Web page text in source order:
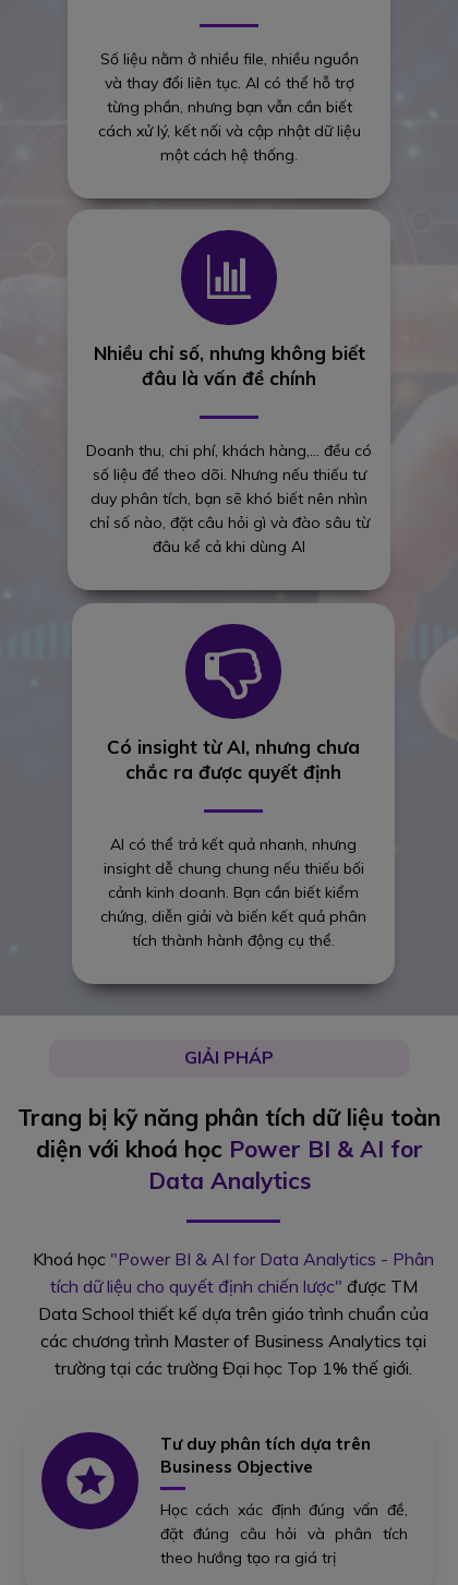
Số liệu nằm ở nhiều file, nhiều nguồn
và thay đổi liên tục. AI có thể hỗ trợ
từng phần, nhưng bạn vẫn cần biết
cách xử lý, kết nối và cập nhật dữ liệu
một cách hệ thống.
Nhiều chỉ số, nhưng không biết
đâu là vấn đề chính
Doanh thu, chi phí, khách hàng,… đều có
số liệu để theo dõi. Nhưng nếu thiếu tư
duy phân tích, bạn sẽ khó biết nên nhìn
chỉ số nào, đặt câu hỏi gì và đào sâu từ
đâu kể cả khi dùng AI
Có insight từ AI, nhưng chưa
chắc ra được quyết định
AI có thể trả kết quả nhanh, nhưng
insight dễ chung chung nếu thiếu bối
cảnh kinh doanh. Bạn cần biết kiểm
chứng, diễn giải và biến kết quả phân
tích thành hành động cụ thể.
Trang bị kỹ năng phân tích dữ liệu toàn
diện với khoá học Power BI & AI for
Data Analytics
Khoá học "Power BI & AI for Data Analytics - Phân
tích dữ liệu cho quyết định chiến lược" được TM
Data School thiết kế dựa trên giáo trình chuẩn của
các chương trình Master of Business Analytics tại
trường tại các trường Đại học Top 1% thế giới.
Tư duy phân tích dựa trên
Business Objective
Học cách xác định đúng vấn đề,
đặt đúng câu hỏi và phân tích
theo hướng tạo ra giá trị
GIẢI PHÁP